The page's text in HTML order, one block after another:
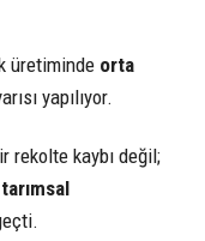
üretiminde orta
yapılıyor.
rekolte kaybı değil;